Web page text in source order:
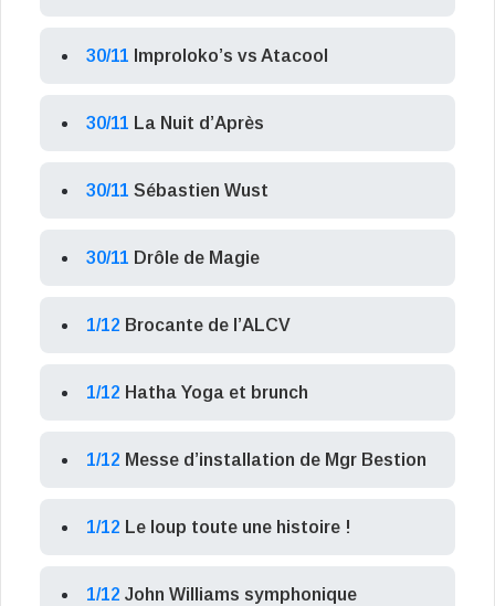
30/11 Improloko’s vs Atacool
30/11 La Nuit d’Après
30/11 Sébastien Wust
30/11 Drôle de Magie
1/12 Brocante de l’ALCV
1/12 Hatha Yoga et brunch
1/12 Messe d’installation de Mgr Bestion
1/12 Le loup toute une histoire !
1/12 John Williams symphonique